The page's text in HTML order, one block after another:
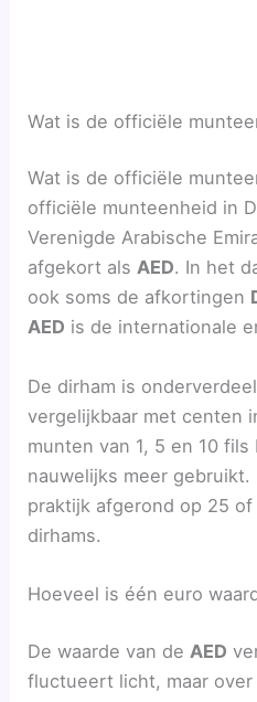
Wat is de officiële
Wat is de officiële
officiële munteenheid in
Verenigde Arabische
afgekort alsAED. In het
ook soms de afkortingen
AED is de internationale
De dirham is
vergelijkbaar met centen
munten van 1, 5 en 10
nauwelijks meer
praktijk afgerond op 25
dirhams.
Hoeveel is één euro
De waarde van de AED
fluctueert licht, maar